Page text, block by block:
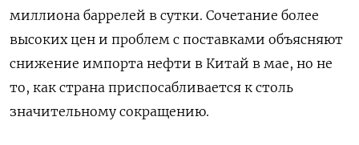
миллиона баррелей ⁠в сутки. Сочетание более
высоких цен и проблем с поставками объясняют
снижение импорта нефти в Китай в мае, но не
то, как страна приспосабливается к столь
значительному сокращению.